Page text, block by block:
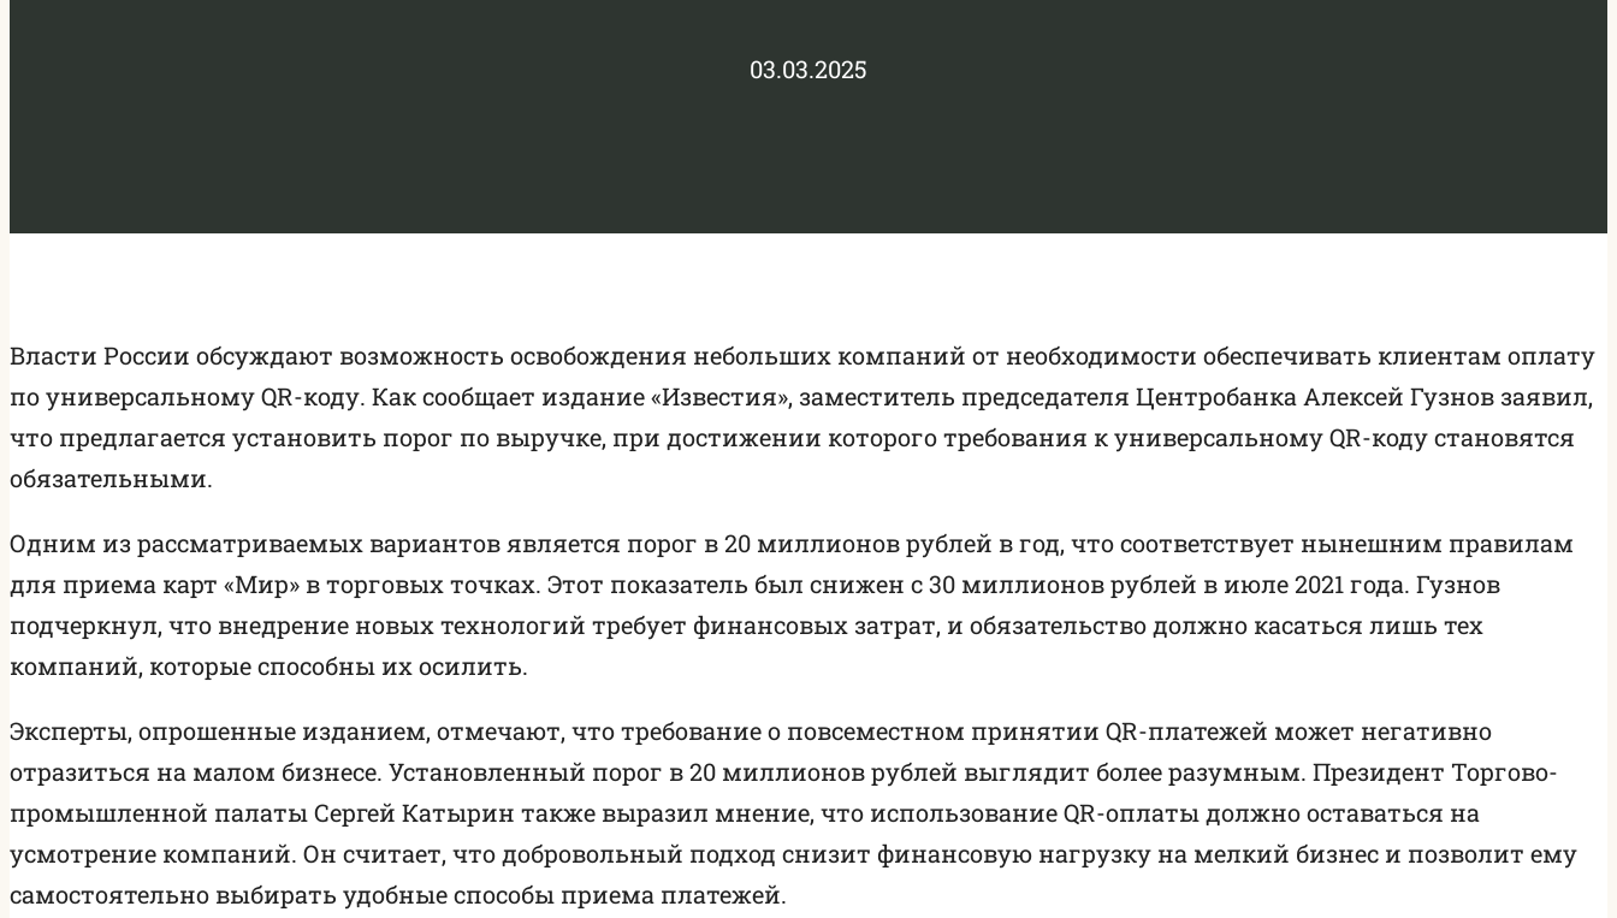
03.03.2025
Власти России обсуждают возможность освобождения небольших компаний от необходимости обеспечивать клиентам оплату
по универсальному QR-коду. Как сообщает издание «Известия», заместитель председателя Центробанка Алексей Гузнов заявил,
что предлагается установить порог по выручке, при достижении которого требования к универсальному QR-коду становятся
обязательными.
Одним из рассматриваемых вариантов является порог в 20 миллионов рублей в год, что соответствует нынешним правилам
для приема карт «Мир» в торговых точках. Этот показатель был снижен с 30 миллионов рублей в июле 2021 года. Гузнов
подчеркнул, что внедрение новых технологий требует финансовых затрат, и обязательство должно касаться лишь тех
компаний, которые способны их осилить.
Эксперты, опрошенные изданием, отмечают, что требование о повсеместном принятии QR-платежей может негативно
отразиться на малом бизнесе. Установленный порог в 20 миллионов рублей выглядит более разумным. Президент Торгово-
промышленной палаты Сергей Катырин также выразил мнение, что использование QR-оплаты должно оставаться на
усмотрение компаний. Он считает, что добровольный подход снизит финансовую нагрузку на мелкий бизнес и позволит ему
самостоятельно выбирать удобные способы приема платежей.